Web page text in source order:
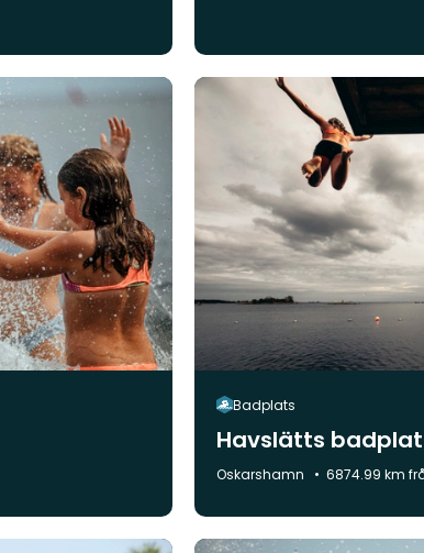
Badplats
Havslätts
Kommun:
Oskarshamn 6874.99 km